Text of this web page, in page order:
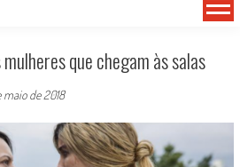
que chegam às salas
maio de 2018